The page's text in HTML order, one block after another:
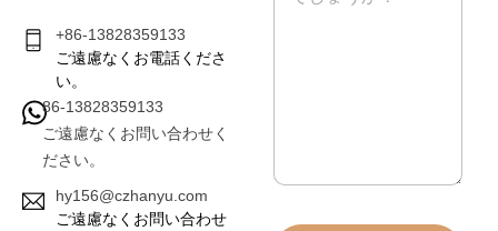
+86-13828359133
ご遠慮なくお電話くださ
い。
86-13828359133
ご遠慮なくお問い合わせく
ださい。
hy156@czhanyu.com
ご遠慮なくお問い合わせ